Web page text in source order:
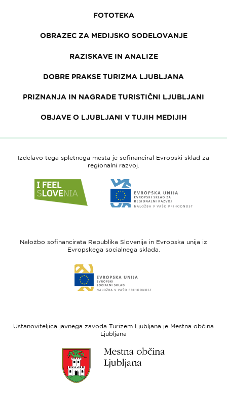
FOTOTEKA
OBRAZEC ZA MEDIJSKO SODELOVANJE
RAZISKAVE IN ANALIZE
DOBRE PRAKSE TURIZMA LJUBLJANA
PRIZNANJA IN NAGRADE TURISTIČNI LJUBLJANI
OBJAVE O LJUBLJANI V TUJIH MEDIJIH
Izdelavo tega spletnega mesta je sofinanciral Evropski sklad za
regionalni razvoj.
do
spletne
Slovenia
do
spletne
-
regionalni
Naložbo sofinancirata Republika Slovenija in Evropska unija iz
Evropskega socialnega sklada.
do
spletne
sklad
Ustanoviteljica javnega zavoda Turizem Ljubljana je Mestna občina
Ljubljana